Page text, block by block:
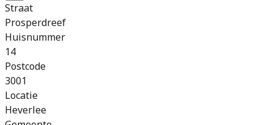
Straat
Prosperdreef
Huisnummer
14
Postcode
3001
Locatie
Heverlee